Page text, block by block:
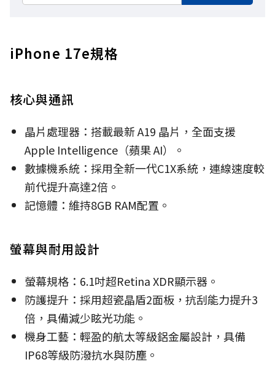
iPhone 17e規格
核心與通訊
晶片處理器：搭載最新 A19 晶片，全面支援
Apple Intelligence（蘋果 AI）。
數據機系統：採用全新一代C1X系統，連線速度較
前代提升高達2倍。
記憶體：維持8GB RAM配置。
螢幕與耐用設計
螢幕規格：6.1吋超Retina XDR顯示器。
防護提升：採用超瓷晶盾2面板，抗刮能力提升3
倍，具備減少眩光功能。
機身工藝：輕盈的航太等級鋁金屬設計，具備
IP68等級防潑抗水與防塵。